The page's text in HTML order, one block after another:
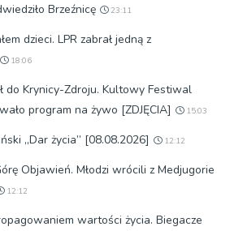
Brzeźnicę 23:11
dzieci. LPR zabrał jedną z
18:06
do Krynicy-Zdroju. Kultowy Festiwal
program na żywo [ZDJĘCIA]
15:03
„Dar życia” [08.08.2026] 12:12
Objawień. Młodzi wrócili z Medjugorie
12:12
wartości życia. Biegacze